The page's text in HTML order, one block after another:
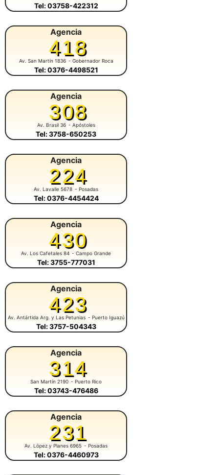
Tel: 03758-422312
Agencia
418
Av. San Martín 1836 - Gobernador Roca
Tel: 0376-4498521
Agencia
308
Av. Brasil 36 - Apóstoles
Tel: 3758-650253
Agencia
224
Av. Lavalle 5678 - Posadas
Tel: 0376-4454424
Agencia
430
Av. Los Cafetales 84 - Campo Grande
Tel: 3755-777031
Agencia
423
Av. Antártida Arg. y Las Petunias - Puerto Iguazú
Tel: 3757-504343
Agencia
314
San Martín 2190 - Puerto Rico
Tel: 03743-476486
Agencia
231
Av. López y Planes 6965 - Posadas
Tel: 0376-4460973